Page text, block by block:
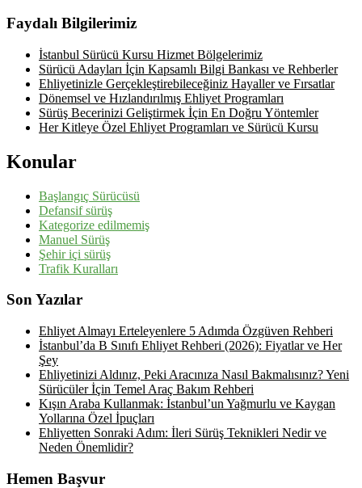
Faydalı Bilgilerimiz
İstanbul Sürücü Kursu Hizmet Bölgelerimiz
Sürücü Adayları İçin Kapsamlı Bilgi Bankası ve Rehberler
Ehliyetinizle Gerçekleştirebileceğiniz Hayaller ve Fırsatlar
Dönemsel ve Hızlandırılmış Ehliyet Programları
Sürüş Becerinizi Geliştirmek İçin En Doğru Yöntemler
Her Kitleye Özel Ehliyet Programları ve Sürücü Kursu
Konular
Başlangıç Sürücüsü
Defansif sürüş
Kategorize edilmemiş
Manuel Sürüş
Şehir içi sürüş
Trafik Kuralları
Son Yazılar
Ehliyet Almayı Erteleyenlere 5 Adımda Özgüven Rehberi
İstanbul’da B Sınıfı Ehliyet Rehberi (2026): Fiyatlar ve Her
Şey
Ehliyetinizi Aldınız, Peki Aracınıza Nasıl Bakmalısınız? Yeni
Sürücüler İçin Temel Araç Bakım Rehberi
Kışın Araba Kullanmak: İstanbul’un Yağmurlu ve Kaygan
Yollarına Özel İpuçları
Ehliyetten Sonraki Adım: İleri Sürüş Teknikleri Nedir ve
Neden Önemlidir?
Hemen Başvur